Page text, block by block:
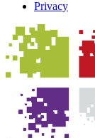
Privacy